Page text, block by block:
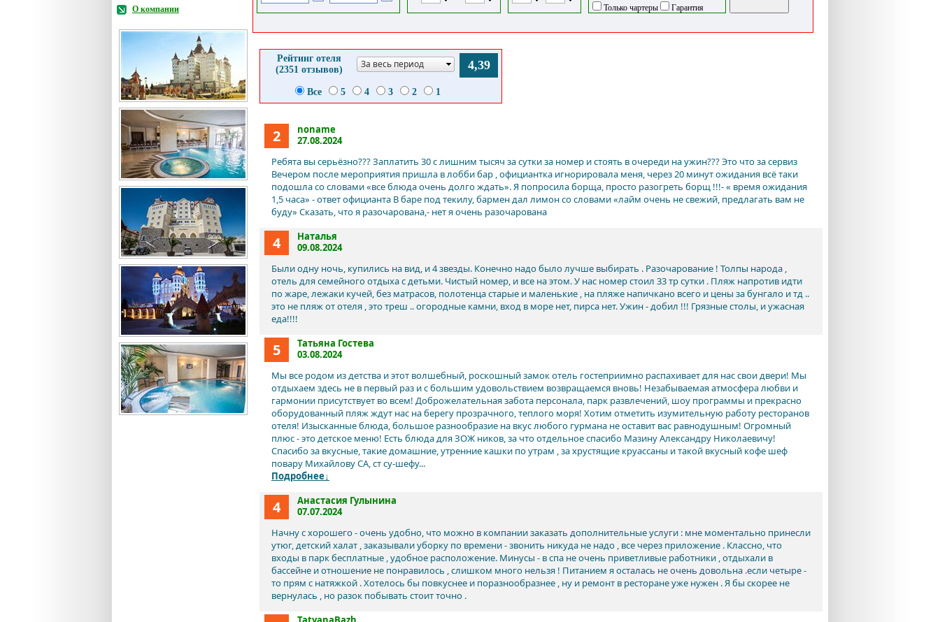
О компании
Только чартеры
Гарантия
Рейтинг отеля
(2351 отзывов)
За весь период 4,39
Все 5 4 3 2 1
2
noname
27.08.2024
Ребята вы серьёзно??? Заплатить 30 с лишним тысяч за сутки за номер и стоять в очереди на ужин??? Это что за сервиз
Вечером после мероприятия пришла в лобби бар , официантка игнорировала меня, через 20 минут ожидания всё таки
подошла со словами «все блюда очень долго ждать». Я попросила борща, просто разогреть борщ !!!- « время ожидания
1,5 часа» - ответ официанта В баре под текилу, бармен дал лимон со словами «лайм очень не свежий, предлагать вам не
буду» Сказать, что я разочарована,- нет я очень разочарована
4
Наталья
09.08.2024
Были одну ночь, купились на вид, и 4 звезды. Конечно надо было лучше выбирать . Разочарование ! Толпы народа ,
отель для семейного отдыха с детьми. Чистый номер, и все на этом. У нас номер стоил 33 тр сутки . Пляж напротив идти
по жаре, лежаки кучей, без матрасов, полотенца старые и маленькие , на пляже напичкано всего и цены за бунгало и тд ..
это не пляж от отеля , это треш .. огородные камни, вход в море нет, пирса нет. Ужин - добил !!! Грязные столы, и ужасная
еда!!!!
5
Татьяна Гостева
03.08.2024
Мы все родом из детства и этот волшебный, роскошный замок отель гостеприимно распахивает для нас свои двери! Мы
отдыхаем здесь не в первый раз и с большим удовольствием возвращаемся вновь! Незабываемая атмосфера любви и
гармонии присутствует во всем! Доброжелательная забота персонала, парк развлечений, шоу программы и прекрасно
оборудованный пляж ждут нас на берегу прозрачного, теплого моря! Хотим отметить изумительную работу ресторанов
отеля! Изысканные блюда, большое разнообразие на вкус любого гурмана не оставит вас равнодушным! Огромный
плюс - это детское меню! Есть блюда для ЗОЖ ников, за что отдельное спасибо Мазину Александру Николаевичу!
Спасибо за вкусные, такие домашние, утренние кашки по утрам , за хрустящие круассаны и такой вкусный кофе шеф
повару Михайлову СА, ст су-шефу...
Подробнее↓
4
Анастасия Гулынина
07.07.2024
Начну с хорошего - очень удобно, что можно в компании заказать дополнительные услуги : мне моментально принесли
утюг, детский халат , заказывали уборку по времени - звонить никуда не надо , все через приложение . Классно, что
входы в парк бесплатные , удобное расположение. Минусы - в спа не очень приветливые работники , отдыхали в
бассейне и отношение не понравилось , слишком много нельзя ! Питанием я осталась не очень довольна .если четыре -
то прям с натяжкой . Хотелось бы повкуснее и поразнообразнее , ну и ремонт в ресторане уже нужен . Я бы скорее не
вернулась , но разок побывать стоит точно .